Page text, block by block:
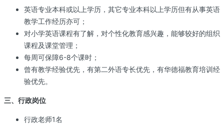
英语专业本科或以上学历，其它专业本科以上学历但有从事英语
教学工作经历亦可；
对小学英语课程有了解，对个性化教育感兴趣，能够较好的组织
课程及课堂管理；
每周可保障6-8个课时；
曾有教学经验优先，有第二外语专长优先，有华德福教育培训经
验优先。
三、行政岗位
行政老师1名